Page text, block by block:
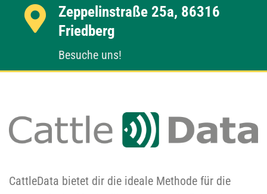
Zeppelinstraße 25a, 86316
Friedberg
Besuche uns!
CattleData bietet dir die ideale Methode für die